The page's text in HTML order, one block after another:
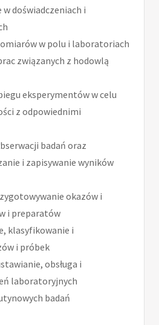
doświadczeniach i
w polu i laboratoriach
związanych z hodowlą
eksperymentów w celu
z odpowiednimi
badań oraz
i zapisywanie wyników
okazów i
i preparatów
klasyfikowanie i
i próbek
obsługa i
laboratoryjnych
badań